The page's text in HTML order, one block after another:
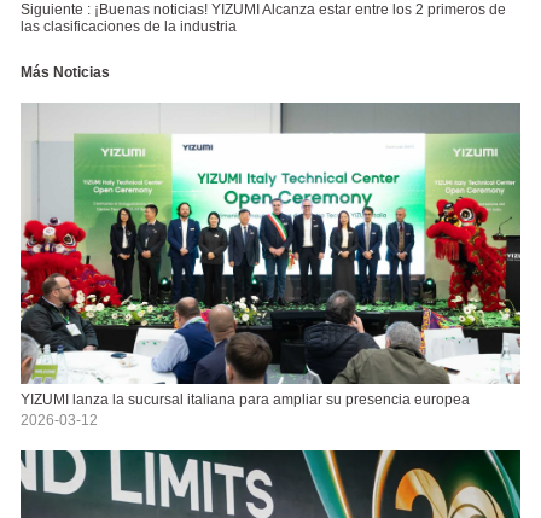
Siguiente : ¡Buenas noticias! YIZUMI Alcanza estar entre los 2 primeros de
las clasificaciones de la industria
Más Noticias
YIZUMI lanza la sucursal italiana para ampliar su presencia europea
2026-03-12